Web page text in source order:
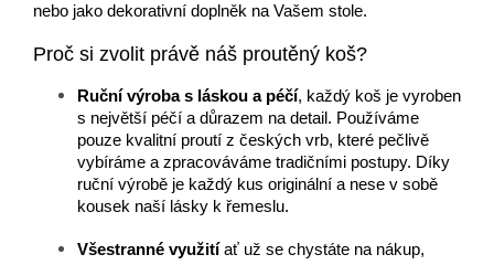
nebo jako dekorativní doplněk na Vašem stole.
Proč si zvolit právě náš proutěný koš?
Ruční výroba s láskou a péčí, každý koš je vyroben
s největší péčí a důrazem na detail. Používáme
pouze kvalitní proutí z českých vrb, které pečlivě
vybíráme a zpracováváme tradičními postupy. Díky
ruční výrobě je každý kus originální a nese v sobě
kousek naší lásky k řemeslu.
Všestranné využití ať už se chystáte na nákup,